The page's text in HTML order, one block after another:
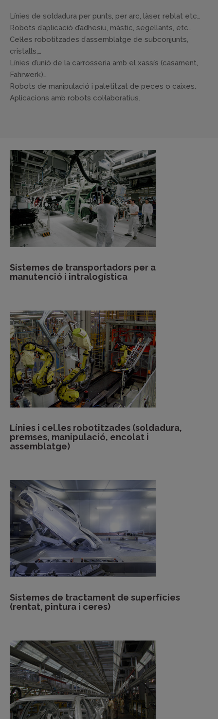
Línies de soldadura per punts, per arc, làser, reblat etc…
Robots d’aplicació d’adhesiu, màstic, segellants, etc…
Cel·les robotitzades d’assemblatge de subconjunts,
cristalls,…
Línies d’unió de la carrosseria amb el xassís (casament,
Fahrwerk)…
Robots de manipulació i paletitzat de peces o caixes.
Aplicacions amb robots col·laboratius.
Sistemes de transportadors per a
manutenció i intralogística
Línies i cel.les robotitzades (soldadura,
premses, manipulació, encolat i
assemblatge)
Sistemes de tractament de superfícies
(rentat, pintura i ceres)